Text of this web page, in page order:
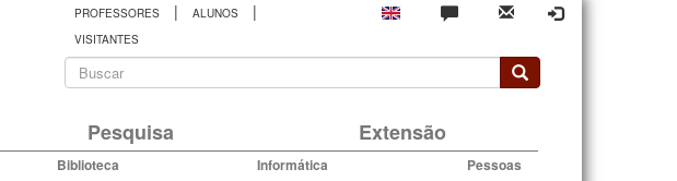
PROFESSORES | ALUNOS |
VISITANTES
Formulário
busca
Pesquisa Extensão
Biblioteca Informática Pessoas